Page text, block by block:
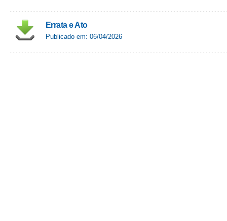
Errata e Ato
Publicado em: 06/04/2026